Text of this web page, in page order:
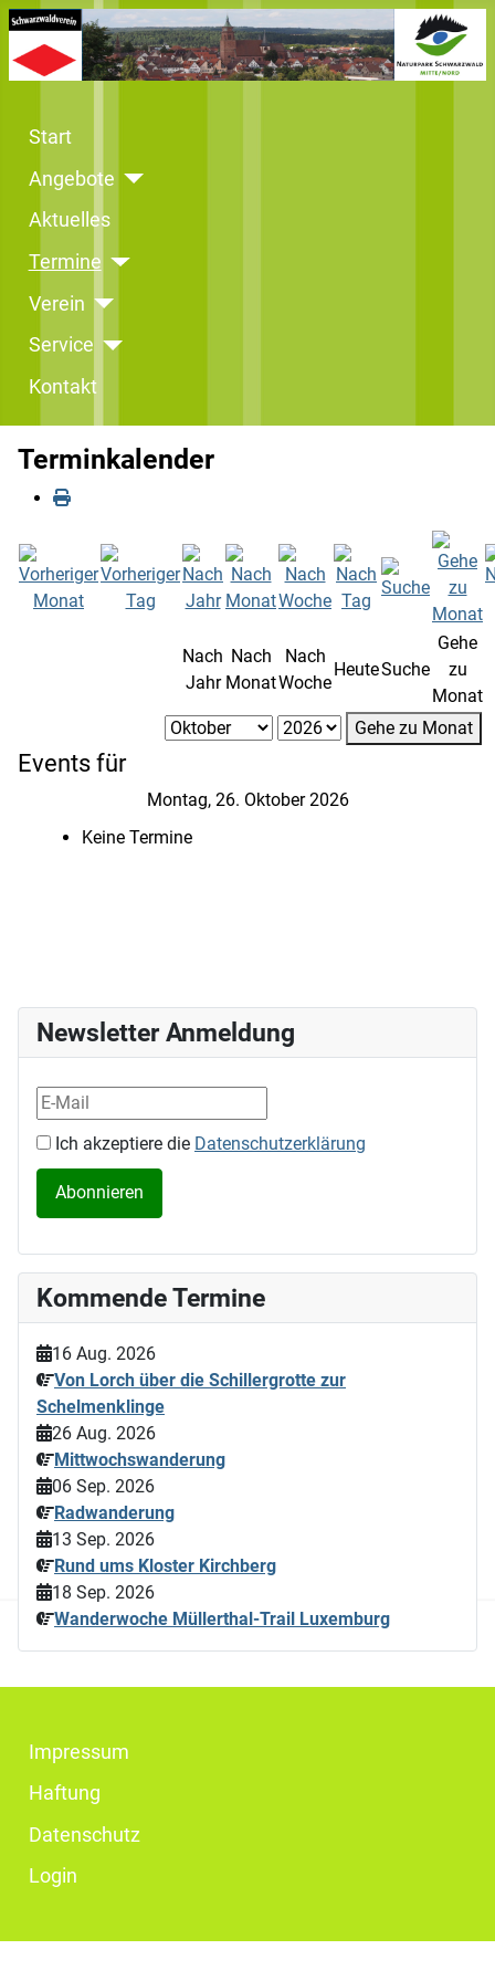
Start
Angebote
Aktuelles
Termine
Verein
Service
Kontakt
Terminkalender
Nach
Jahr
Nach
Monat
Nach
Woche
HeuteSuche
Gehe
zu
Monat
Gehe zu Monat
Events für
Montag, 26. Oktober 2026
Keine Termine
Newsletter Anmeldung
Ich akzeptiere die Datenschutzerklärung
Kommende Termine
16 Aug. 2026
Von Lorch über die Schillergrotte zur
Schelmenklinge
26 Aug. 2026
Mittwochswanderung
06 Sep. 2026
Radwanderung
13 Sep. 2026
Rund ums Kloster Kirchberg
18 Sep. 2026
Wanderwoche Müllerthal-Trail Luxemburg
Impressum
Haftung
Datenschutz
Login